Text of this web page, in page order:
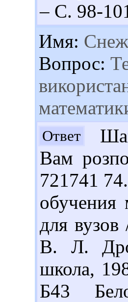
– С. 98-
Имя:
Вопрос:
Ответ
Вам
721741
обучения
для
В. Л.
школа,
Б43